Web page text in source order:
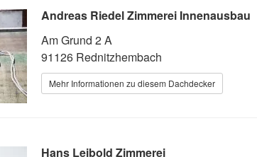
Andreas Riedel Zimmerei Innenausbau
Am Grund 2 A
91126 Rednitzhembach
Mehr Informationen zu diesem Dachdecker
Hans Leibold Zimmerei